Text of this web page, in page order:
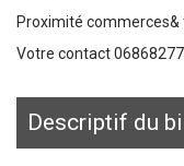
Proximité commerces&
Votre contact
descriptif du